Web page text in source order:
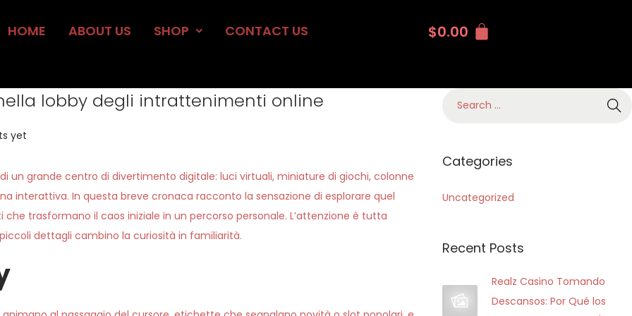
HOME ABOUT US SHOP CONTACT US $0.00
lobby degli intrattenimenti online
yet
un grande centro di divertimento digitale: luci virtuali, miniature di giochi, colonne
interattiva. In questa breve cronaca racconto la sensazione di esplorare quel
trasformano il caos iniziale in un percorso personale. L’attenzione è tutta
dettagli cambino la curiosità in familiarità.
Categories
Uncategorized
Recent Posts
Realz Casino Tomando
Descansos: Por Qué los